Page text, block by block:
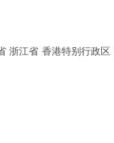
浙江省 香港特别行政